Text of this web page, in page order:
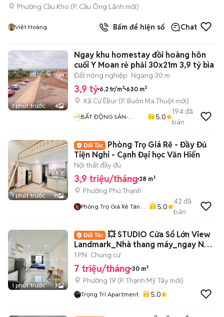
Phường Cầu Kho (P. Cầu Ông Lãnh mới)
Việt Hoàng Bấm để hiện số Chat
1 phút trước 4
Ngay khu homestay đồi hoàng hôn
cuối Y Moan rẻ phải 30x21m 3,9 tỷ bìa
Đất nông nghiệp Ngang 30 m
3,9 tỷ 6,2 tr/m² 630 m²
Xã Cư ÊBur (P. Buôn Ma Thuột mới)
BẤT ĐỘNG SẢN-
5.0
194đã
bán
1 phút trước 11
Phòng Trọ Giá Rẽ - Đầy Đủ
Tiện Nghi - Cạnh Đại học Văn Hiến
Nội thất đầy đủ
3,9 triệu/tháng 28 m²
Phường Phú Thạnh
Phòng Trọ Giá Rẻ Tân
5.0
42 đã
bán
1 phút trước 7
💥 STUDIO Cửa Sổ Lớn View
Landmark_Nhà thang máy_ngay Ngô
Tất Tố 💥
1 PN Chung cư
7 triệu/tháng 30 m²
Phường 19 (P. Thạnh Mỹ Tây mới)
Trọng Trí Apartment 5.0